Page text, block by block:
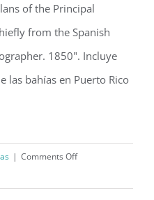
of the Principal
from the Spanish
1850". Incluye
las bahías en Puerto Rico
| Comments Offon